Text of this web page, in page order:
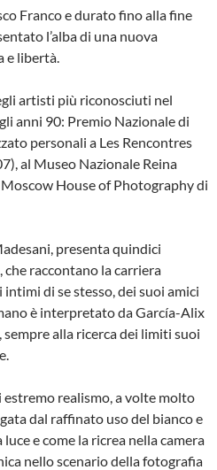
Franco e durato fino alla fine
l’alba di una nuova
e libertà.
artisti più riconosciuti nel
anni 90: Premio Nazionale di
personali a Les Rencontres
al Museo Nazionale Reina
House of Photography di
presenta quindici
raccontano la carriera
di se stesso, dei suoi amici
è interpretato da García-Alix
alla ricerca dei limiti suoi
realismo, a volte molto
dal raffinato uso del bianco e
e come la ricrea nella camera
nello scenario della fotografia